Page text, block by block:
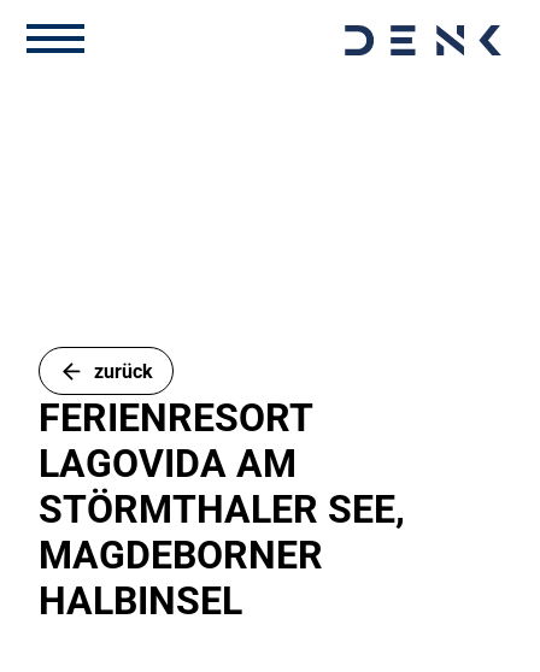
zurück
FERIENRESORT
LAGOVIDA AM
STÖRMTHALER SEE,
MAGDEBORNER
HALBINSEL